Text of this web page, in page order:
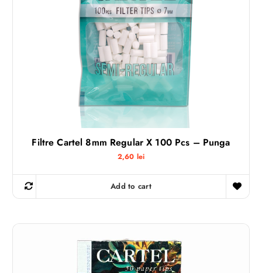
Filtre Cartel 8mm Regular X 100 Pcs – Punga
2,60 lei
Add to cart